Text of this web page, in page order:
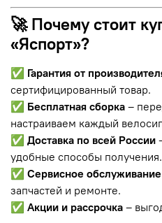
🚀 Почему стоит
«Яспорт»?
✅ Гарантия от
сертифицированный товар.
✅ Бесплатная сборка –
настраиваем каждый
✅ Доставка по всей России
удобные способы получения.
✅ Сервисное обслуживание
запчастей и ремонте.
✅ Акции и рассрочка –